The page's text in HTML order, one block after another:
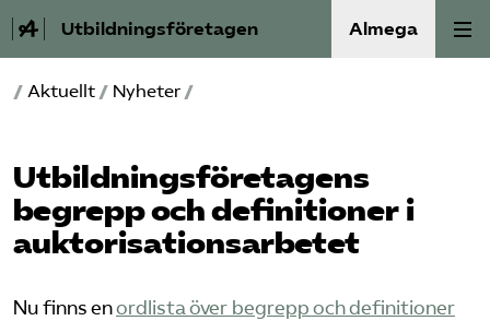
Utbildningsföretagen Almega
Bli medlem
Om Utbildnings­företagen
Våra frågor
/ Aktuellt / Nyheter /
Utbildnings­företagens
begrepp och definitioner i
auktorisations­arbetet
Nu finns enordlista över begrepp och definitioner